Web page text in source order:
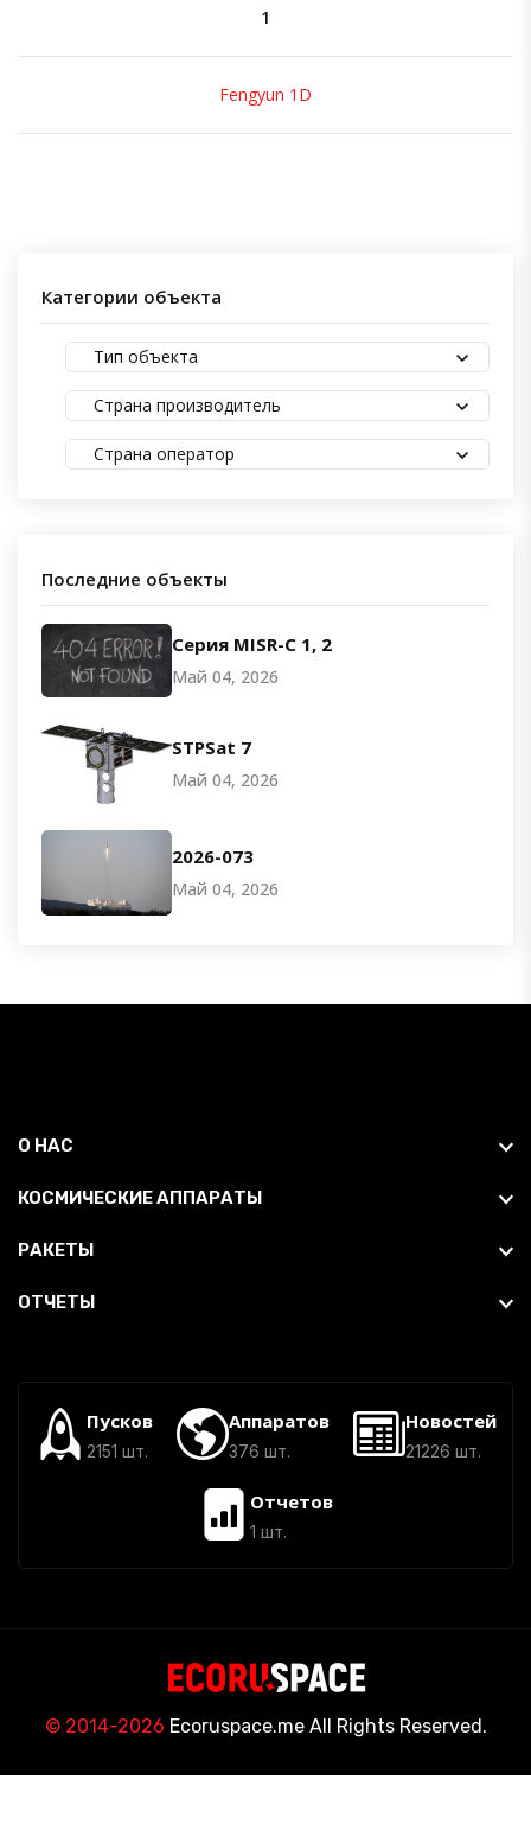
1
Fengyun 1D
Категории объекта
Тип объекта
Страна производитель
Страна оператор
Последние объекты
Серия MISR-C 1, 2
Май 04, 2026
STPSat 7
Май 04, 2026
2026-073
Май 04, 2026
О НАС
КОСМИЧЕСКИЕ АППАРАТЫ
РАКЕТЫ
ОТЧЕТЫ
Пусков
2151 шт.
Аппаратов
376 шт.
Новостей
21226 шт.
Отчетов
1 шт.
© 2014-2026 Ecoruspace.me All Rights Reserved.